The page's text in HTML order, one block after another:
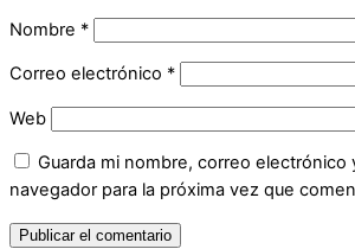
Nombre *
Correo electrónico *
Web
Guarda mi nombre, correo electrónico
navegador para la próxima vez que